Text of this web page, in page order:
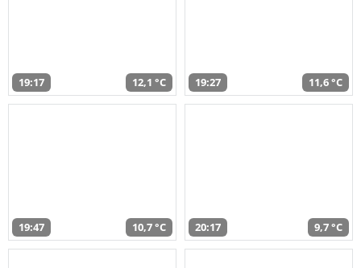
19:17 12,1 °C 19:27 11,6 °C
19:47 10,7 °C 20:17 9,7 °C